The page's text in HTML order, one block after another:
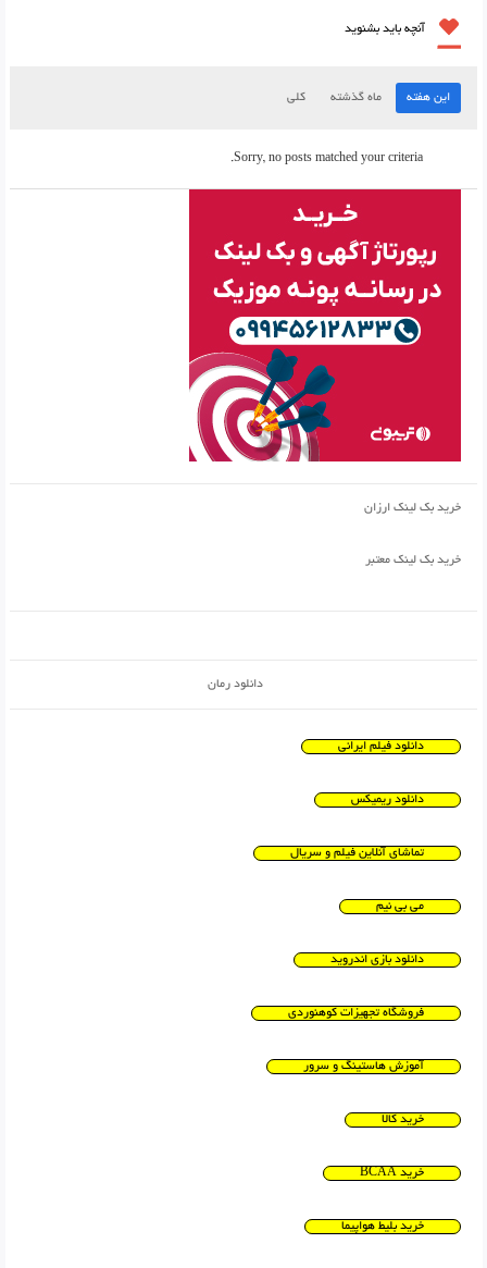
آنچه باید بشنوید
این هفته ماه گذشته کلی
Sorry, no posts matched your criteria.
خرید بک لینک ارزان
خرید بک لینک معتبر
دانلود رمان
دانلود فیلم ایرانی
دانلود ریمیکس
تماشای آنلاین فیلم و سریال
می بی نیم
دانلود بازی اندروید
فروشگاه تجهیزات کوهنوردی
آموزش هاستینگ و سرور
خرید کالا
خرید BCAA
خرید بلیط هواپیما